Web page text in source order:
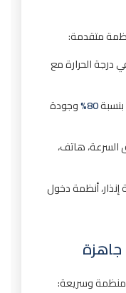
متقدمة:
الحرارة مع
80% وجودة
السرعة، هاتف،
إنذار، أنظمة دخول
منظمة وسريعة: